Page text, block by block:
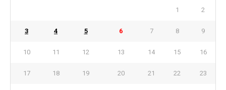
1 2
3 4 5 6 7 8 9
10 11 12 13 14 15 16
17 18 19 20 21 22 23